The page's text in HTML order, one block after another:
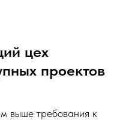
цех
проектов
выше требования к